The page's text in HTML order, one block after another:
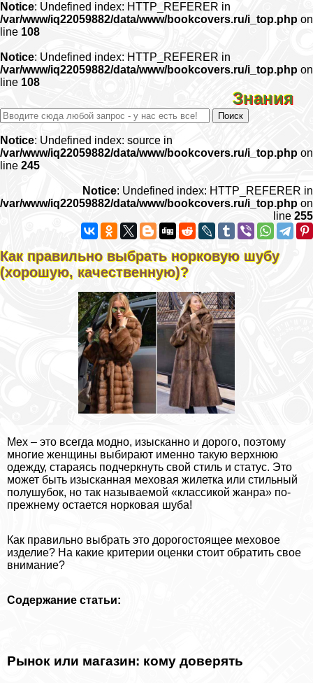
Notice: Undefined index: HTTP_REFERER in
/var/www/iq22059882/data/www/bookcovers.ru/i_top.php on
line 108
Notice: Undefined index: HTTP_REFERER in
/var/www/iq22059882/data/www/bookcovers.ru/i_top.php on
line 108
Знания
Notice: Undefined index: source in
/var/www/iq22059882/data/www/bookcovers.ru/i_top.php on
line 245
Notice: Undefined index: HTTP_REFERER in
/var/www/iq22059882/data/www/bookcovers.ru/i_top.php on
line 255
Как правильно выбрать норковую шубу
(хорошую, качественную)?
Мех – это всегда модно, изысканно и дорого, поэтому
многие женщины выбирают именно такую верхнюю
одежду, стараясь подчеркнуть свой стиль и статус. Это
может быть изысканная меховая жилетка или стильный
полушубок, но так называемой «классикой жанра» по-
прежнему остается норковая шуба!
Как правильно выбрать это дорогостоящее меховое
изделие? На какие критерии оценки стоит обратить свое
внимание?
Содержание статьи:
Рынок или магазин: кому доверять